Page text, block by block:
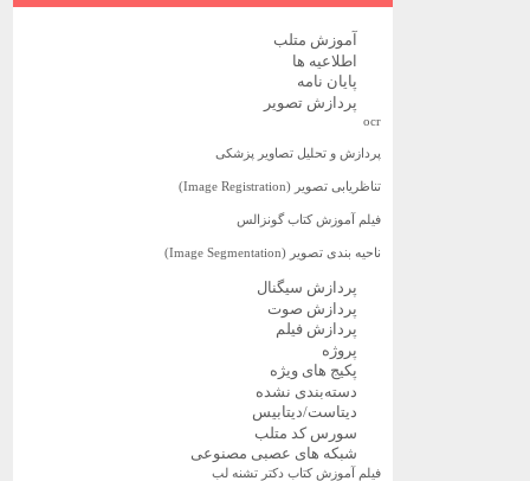
آموزش متلب
اطلاعیه ها
پایان نامه
پردازش تصویر
ocr
پردازش و تحلیل تصاویر پزشکی
تناظریابی تصویر (Image Registration)
فیلم آموزش کتاب گونزالس
ناحیه بندی تصویر (Image Segmentation)
پردازش سیگنال
پردازش صوت
پردازش فیلم
پروژه
پکیج های ویژه
دسته‌بندی نشده
دیتاست/دیتابیس
سورس کد متلب
شبکه های عصبی مصنوعی
فیلم آموزش کتاب دکتر تشنه لب